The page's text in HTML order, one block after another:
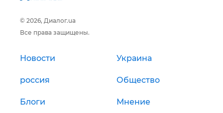
© 2026, Диалог.ua
Все права защищены.
Новости Украина
россия Общество
Блоги Мнение